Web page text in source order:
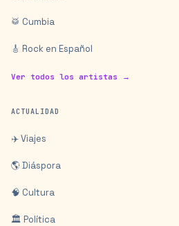
🥁 Cumbia
🎸 Rock en Español
Ver todos los artistas →
ACTUALIDAD
✈️ Viajes
🌎 Diáspora
🧠 Cultura
🏛️ Política